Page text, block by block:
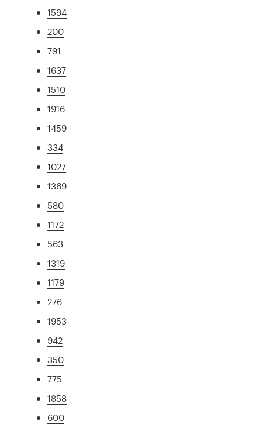
1594
200
791
1637
1510
1916
1459
334
1027
1369
580
1172
563
1319
1179
276
1953
942
350
775
1858
600